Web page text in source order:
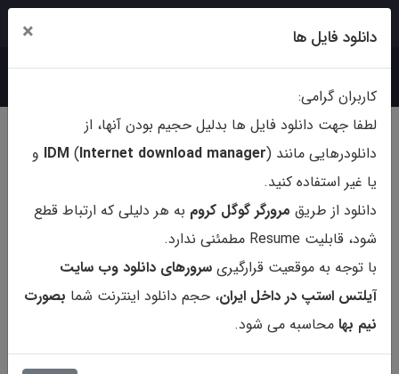
ورود ثبت‌نام
20 CAMBRIDGE PRACTICE
دانلود فایل ها ×
کاربران گرامی:
لطفا جهت دانلود فایل ها بدلیل حجیم بودن آنها، از
دانلودرهایی مانند (
Internet download manager
)
IDM و
یا غیر استفاده کنید.
دانلود از طریق مرورگر گوگل کروم به هر دلیلی که ارتباط قطع
شود، قابلیت Resume مطمئنی ندارد.
با توجه به موقعیت قرارگیری سرورهای دانلود وب سایت
آیلتس استپ در داخل ایران، حجم دانلود اینترنت شما بصورت
نیم بها محاسبه می شود.